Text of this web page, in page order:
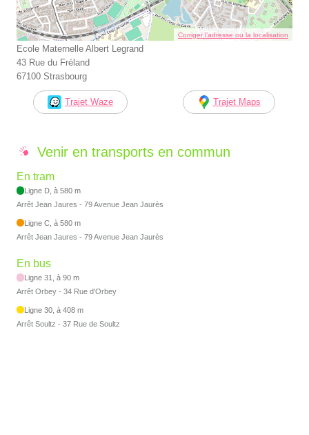
Corriger l’adresse ou la localisation
Ecole Maternelle Albert Legrand
43 Rue du Fréland
67100 Strasbourg
Trajet Waze Trajet Maps
Venir en transports en commun
En tram
Ligne D, à 580 m
Arrêt Jean Jaures - 79 Avenue Jean Jaurès
Ligne C, à 580 m
Arrêt Jean Jaures - 79 Avenue Jean Jaurès
En bus
Ligne 31, à 90 m
Arrêt Orbey - 34 Rue d'Orbey
Ligne 30, à 408 m
Arrêt Soultz - 37 Rue de Soultz